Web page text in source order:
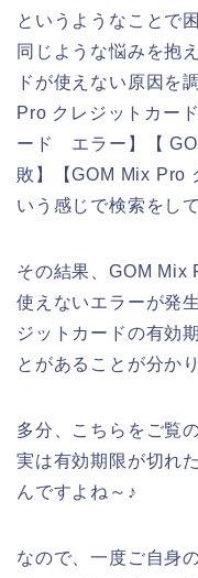
というようなことで
同じような悩みを抱
ドが使えない原因を
Pro クレジットカー
ード エラー】【
敗】【GOM Mix Pro
いう感じで検索をし
その結果、GOM Mix
使えないエラーが発
ジットカードの有効
とがあることが分か
多分、こちらをご覧
実は有効期限が切れ
んですよね～♪
なので、一度ご自身